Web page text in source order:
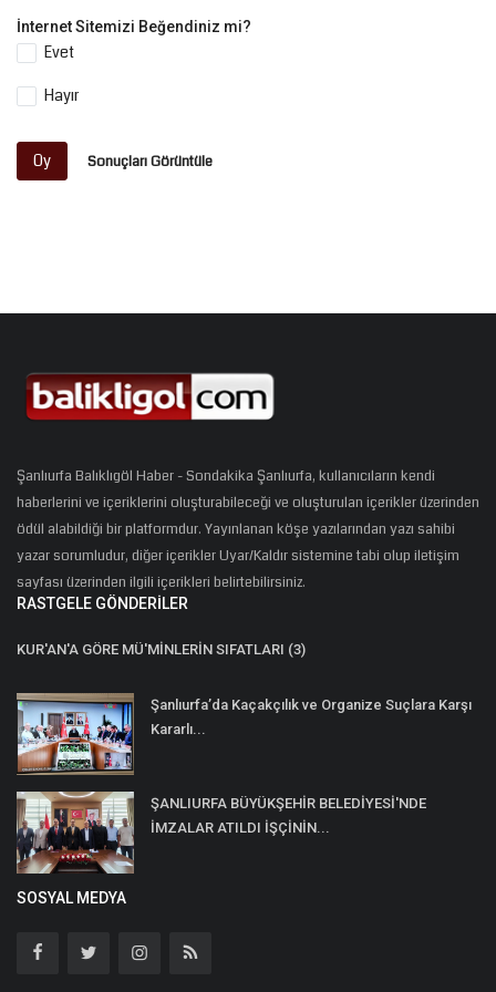
İnternet Sitemizi Beğendiniz mi?
Evet
Hayır
Oy Sonuçları Görüntüle
Şanlıurfa Balıklıgöl Haber - Sondakika Şanlıurfa, kullanıcıların kendi
haberlerini ve içeriklerini oluşturabileceği ve oluşturulan içerikler üzerinden
ödül alabildiği bir platformdur. Yayınlanan köşe yazılarından yazı sahibi
yazar sorumludur, diğer içerikler Uyar/Kaldır sistemine tabi olup iletişim
sayfası üzerinden ilgili içerikleri belirtebilirsiniz.
RASTGELE GÖNDERILER
KUR'AN'A GÖRE MÜ'MİNLERİN SIFATLARI (3)
Şanlıurfa’da Kaçakçılık ve Organize Suçlara Karşı
Kararlı...
ŞANLIURFA BÜYÜKŞEHİR BELEDİYESİ'NDE
İMZALAR ATILDI İŞÇİNİN...
SOSYAL MEDYA